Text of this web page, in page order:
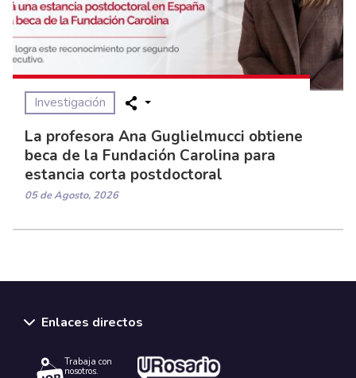
Investigación
La profesora Ana Guglielmucci obtiene
beca de la Fundación Carolina para
estancia corta postdoctoral
05 de Agosto, 2026
Enlaces directos
Trabaja con
nosotros.